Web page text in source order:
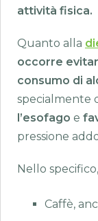
attività fisica.
Quanto alla
occorre
consumo di
specialmente
l’esofago e
pressione
Nello
Caffè,